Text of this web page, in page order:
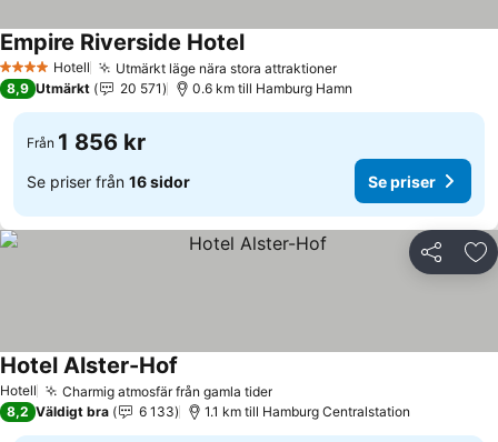
4 StjärnorHotell Utmärkt läge nära stora attraktioner
Empire Riverside Hotel
8,9 Utmärkt 20 571 0.6 km till Hamburg Hamn
Från 1 856 kr
Se priser från 16 sidor Se priser
Dela
Hotell Charmig atmosfär från gamla tider
Hotel Alster-Hof
8,2 Väldigt bra 6 133 1.1 km till Hamburg Centralstation